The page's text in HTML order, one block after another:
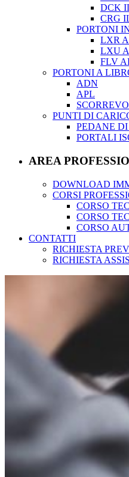
DCK
CRG
PORTONI
LXR
LXU
FLV
PORTONI A
ADN
APL
PUNTI DI
PEDANE
PORTALI
AREA
DOWNLOAD
CORSI
CORSO
CORSO
CORSO
CONTATTI
RICHIESTA
RICHIESTA